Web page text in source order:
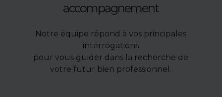
accompagnement
Notre équipe répond à vos principales
interrogations
pour vous guider dans la recherche de
votre futur bien professionnel.